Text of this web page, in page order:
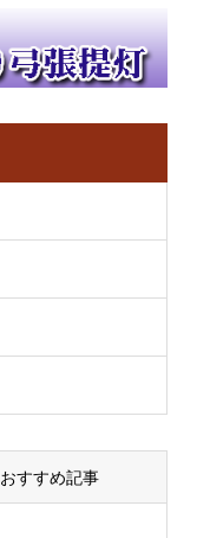
おすすめ記事